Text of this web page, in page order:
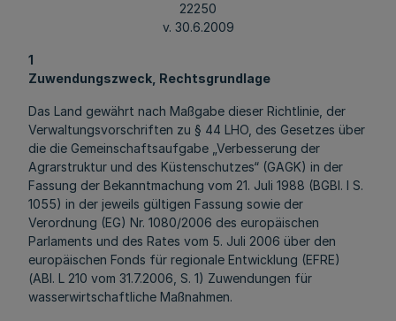
22250
v. 30.6.2009
1
Zuwendungszweck, Rechtsgrundlage
Das Land gewährt nach Maßgabe dieser Richtlinie, der
Verwaltungsvorschriften zu § 44 LHO, des Gesetzes über
die die Gemeinschaftsaufgabe „Verbesserung der
Agrarstruktur und des Küstenschutzes“ (GAGK) in der
Fassung der Bekanntmachung vom 21. Juli 1988 (BGBl. I S.
1055) in der jeweils gültigen Fassung sowie der
Verordnung (EG) Nr. 1080/2006 des europäischen
Parlaments und des Rates vom 5. Juli 2006 über den
europäischen Fonds für regionale Entwicklung (EFRE)
(ABl. L 210 vom 31.7.2006, S. 1) Zuwendungen für
wasserwirtschaftliche Maßnahmen.